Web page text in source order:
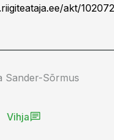
akt/
Sander-Sõrmus
Vihja